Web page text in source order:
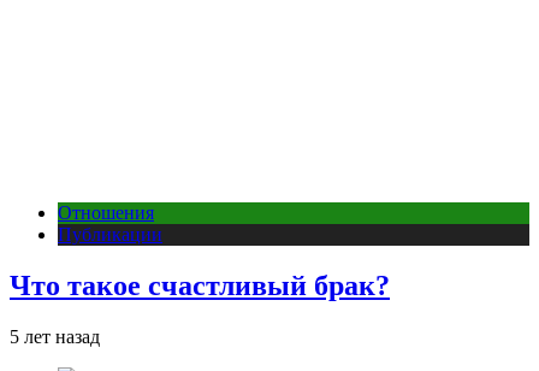
Отношения
Публикации
Что такое счастливый брак?
5 лет назад